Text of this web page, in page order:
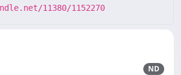
11380/1152270
ND